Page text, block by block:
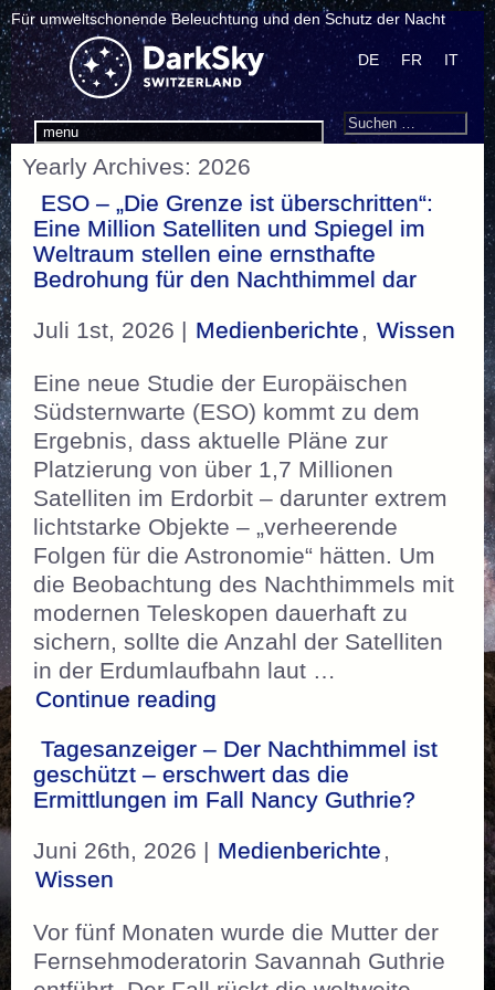
Für umweltschonende Beleuchtung und den Schutz der Nacht
menu
DE FR IT
Search
Suchen
Yearly Archives: 2026
ESO – „Die Grenze ist überschritten“:
Eine Million Satelliten und Spiegel im
Weltraum stellen eine ernsthafte
Bedrohung für den Nachthimmel dar
Juli 1st, 2026 | Medienberichte , Wissen
Eine neue Studie der Europäischen
Südsternwarte (ESO) kommt zu dem
Ergebnis, dass aktuelle Pläne zur
Platzierung von über 1,7 Millionen
Satelliten im Erdorbit – darunter extrem
lichtstarke Objekte – „verheerende
Folgen für die Astronomie“ hätten. Um
die Beobachtung des Nachthimmels mit
modernen Teleskopen dauerhaft zu
sichern, sollte die Anzahl der Satelliten
in der Erdumlaufbahn laut …
Continue reading „ESO – „Die Grenze ist
Tagesanzeiger – Der Nachthimmel ist
geschützt – erschwert das die
Ermittlungen im Fall Nancy Guthrie?
Juni 26th, 2026 | Medienberichte ,
Wissen
Vor fünf Monaten wurde die Mutter der
Fernsehmoderatorin Savannah Guthrie